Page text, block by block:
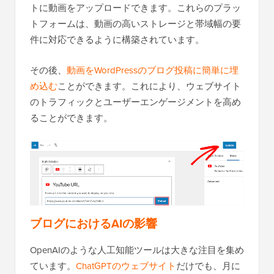
トに動画をアップロードできます。これらのプラッ
トフォームは、動画の高いストレージと帯域幅の要
件に対応できるように構築されています。
その後、 動画をWordPressのブログ投稿に簡単に埋
め込むことができます。これにより、ウェブサイト
のトラフィックとユーザーエンゲージメントを高め
ることができます。
ブログにおけるAIの影響
OpenAIのような人工知能ツールは大きな注目を集め
ています。 ChatGPTのウェブサイトだけでも、月に